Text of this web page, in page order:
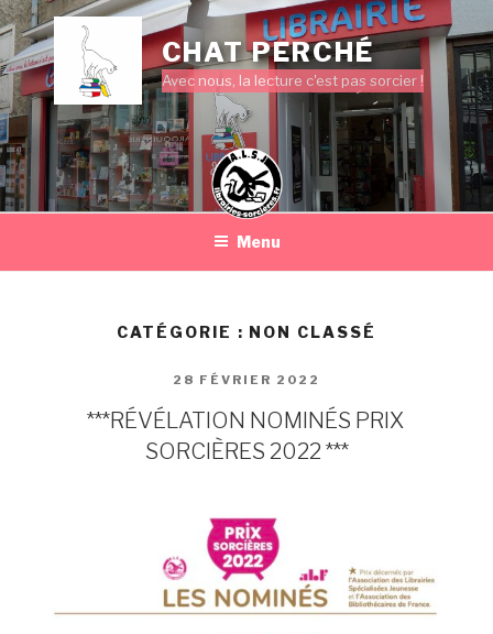
Aller
au
contenu
principal
CHAT PERCHÉ
Avec nous, la lecture c'est pas sorcier !
Menu
CATÉGORIE : NON CLASSÉ
PUBLIÉ
28 FÉVRIER 2022
***RÉVÉLATION NOMINÉS PRIX
SORCIÈRES 2022 ***